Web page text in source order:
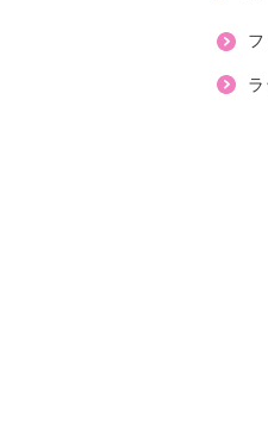
腹を
接触